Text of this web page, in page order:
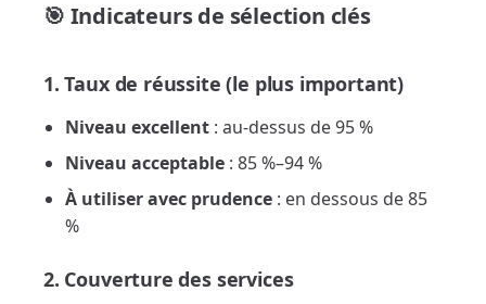
🎯 Indicateurs de sélection clés
1. Taux de réussite (le plus important)
Niveau excellent : au-dessus de 95 %
Niveau acceptable : 85 %–94 %
À utiliser avec prudence : en dessous de 85
%
2. Couverture des services